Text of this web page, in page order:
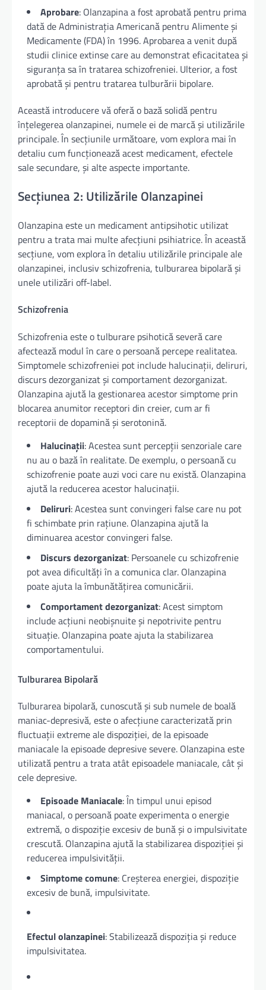
Aprobare: Olanzapina a fost aprobată pentru prima
dată de Administrația Americană pentru Alimente și
Medicamente (FDA) în 1996. Aprobarea a venit după
studii clinice extinse care au demonstrat eficacitatea și
siguranța sa în tratarea schizofreniei. Ulterior, a fost
aprobată și pentru tratarea tulburării bipolare.
Această introducere vă oferă o bază solidă pentru
înțelegerea olanzapinei, numele ei de marcă și utilizările
principale. În secțiunile următoare, vom explora mai în
detaliu cum funcționează acest medicament, efectele
sale secundare, și alte aspecte importante.
Secțiunea 2: Utilizările Olanzapinei
Olanzapina este un medicament antipsihotic utilizat
pentru a trata mai multe afecțiuni psihiatrice. În această
secțiune, vom explora în detaliu utilizările principale ale
olanzapinei, inclusiv schizofrenia, tulburarea bipolară și
unele utilizări off-label.
Schizofrenia
Schizofrenia este o tulburare psihotică severă care
afectează modul în care o persoană percepe realitatea.
Simptomele schizofreniei pot include halucinații, deliruri,
discurs dezorganizat și comportament dezorganizat.
Olanzapina ajută la gestionarea acestor simptome prin
blocarea anumitor receptori din creier, cum ar fi
receptorii de dopamină și serotonină.
Halucinații: Acestea sunt percepții senzoriale care
nu au o bază în realitate. De exemplu, o persoană cu
schizofrenie poate auzi voci care nu există. Olanzapina
ajută la reducerea acestor halucinații.
Deliruri: Acestea sunt convingeri false care nu pot
fi schimbate prin rațiune. Olanzapina ajută la
diminuarea acestor convingeri false.
Discurs dezorganizat: Persoanele cu schizofrenie
pot avea dificultăți în a comunica clar. Olanzapina
poate ajuta la îmbunătățirea comunicării.
Comportament dezorganizat: Acest simptom
include acțiuni neobișnuite și nepotrivite pentru
situație. Olanzapina poate ajuta la stabilizarea
comportamentului.
Tulburarea Bipolară
Tulburarea bipolară, cunoscută și sub numele de boală
maniac-depresivă, este o afecțiune caracterizată prin
fluctuații extreme ale dispoziției, de la episoade
maniacale la episoade depresive severe. Olanzapina este
utilizată pentru a trata atât episoadele maniacale, cât și
cele depresive.
Episoade Maniacale: În timpul unui episod
maniacal, o persoană poate experimenta o energie
extremă, o dispoziție excesiv de bună și o impulsivitate
crescută. Olanzapina ajută la stabilizarea dispoziției și
reducerea impulsivității.
Simptome comune: Creșterea energiei, dispoziție
excesiv de bună, impulsivitate.
Efectul olanzapinei: Stabilizează dispoziția și reduce
impulsivitatea.